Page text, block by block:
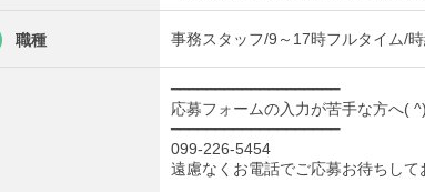
職種 事務スタッフ/9～17時フルタイム/
━━━━━━━━━━━━━━━━━━━
応募フォームの入力が苦手な方へ(
━━━━━━━━━━━━━━━━━━━
099-226-5454
遠慮なくお電話でご応募お待ちして